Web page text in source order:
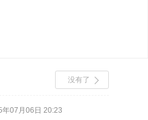
年07月06日 20:23
没有了